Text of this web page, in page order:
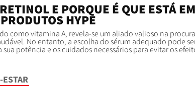
E PORQUE É QUE ESTÁ
HYPE
como vitamina A, revela-se um aliado valioso na
No entanto, a escolha do sérum adequado pode
sua potência e os cuidados necessários para evitar os